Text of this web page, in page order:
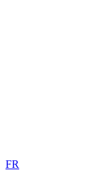
FR